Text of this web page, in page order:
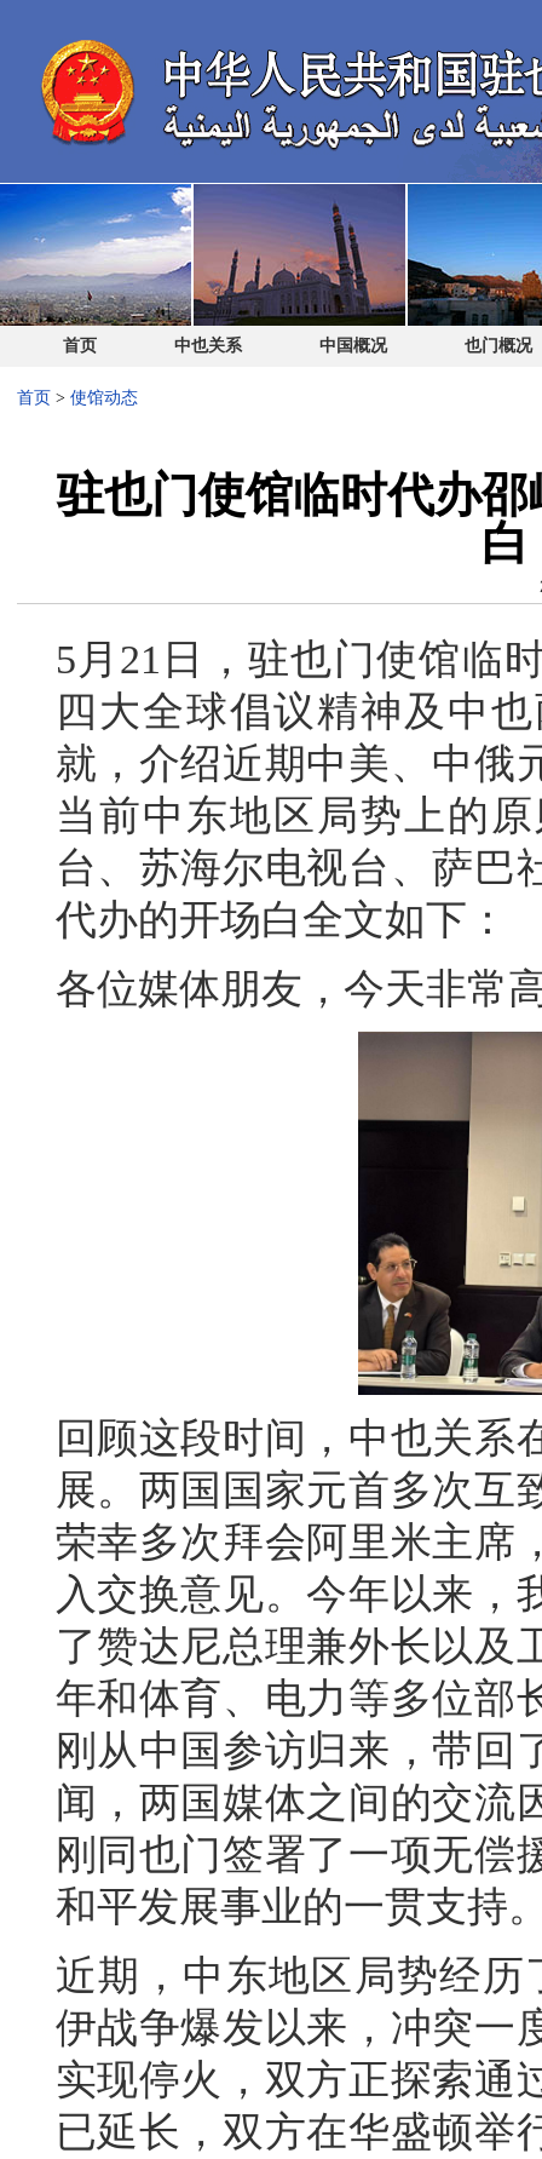
首页 中也关系 中国概况 也门概况
首页 > 使馆动态
驻也门使馆临时代办
白
5月21日，驻也门使馆临
四大全球倡议精神及中
就，介绍近期中美、中俄
当前中东地区局势上的
台、苏海尔电视台、萨巴
代办的开场白全文如下：
各位媒体朋友，今天非常
回顾这段时间，中也关系
展。两国国家元首多次互
荣幸多次拜会阿里米主席
入交换意见。今年以来，
了赞达尼总理兼外长以及
年和体育、电力等多位部
刚从中国参访归来，带回
闻，两国媒体之间的交流
刚同也门签署了一项无偿
和平发展事业的一贯支持
近期，中东地区局势经
伊战争爆发以来，冲突一
实现停火，双方正探索通
已延长，双方在华盛顿举